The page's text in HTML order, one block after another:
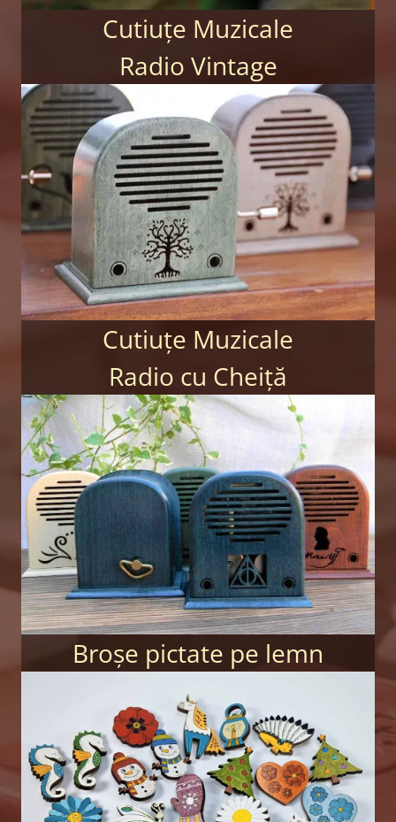
Cutiuțe Muzicale
Radio Vintage
Cutiuțe Muzicale
Radio cu Cheiță
Broșe pictate pe lemn